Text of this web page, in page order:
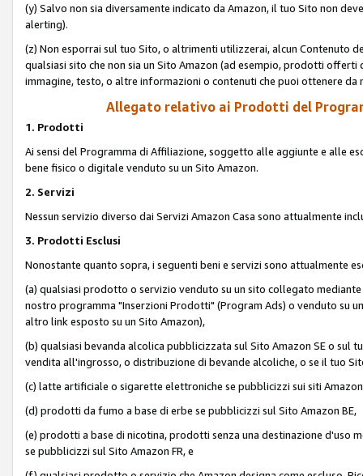
(y) Salvo non sia diversamente indicato da Amazon, il tuo Sito non
alerting).
(z) Non esporrai sul tuo Sito, o altrimenti utilizzerai, alcun Contenuto
qualsiasi sito che non sia un Sito Amazon (ad esempio, prodotti
immagine, testo, o altre informazioni o contenuti che puoi ottenere da
Allegato relativo ai Prodotti del
1. Prodotti
Ai sensi del Programma di Affiliazione, soggetto alle aggiunte e alle
bene fisico o digitale venduto su un Sito Amazon.
2. Servizi
Nessun servizio diverso dai Servizi Amazon Casa sono attualmente
3. Prodotti Esclusi
Nonostante quanto sopra, i seguenti beni e servizi sono attualmente
(a) qualsiasi prodotto o servizio venduto su un sito collegato
nostro programma "Inserzioni Prodotti" (Program Ads) o venduto su
altro link esposto su un Sito Amazon),
(b) qualsiasi bevanda alcolica pubblicizzata sul Sito Amazon SE o sul
vendita all'ingrosso, o distribuzione di bevande alcoliche, o se il tuo
(c) latte artificiale o sigarette elettroniche se pubblicizzi sui siti Amazon
(d) prodotti da fumo a base di erbe se pubblicizzi sul Sito Amazon BE,
(e) prodotti a base di nicotina, prodotti senza una destinazione d'uso
se pubblicizzi sul Sito Amazon FR, e